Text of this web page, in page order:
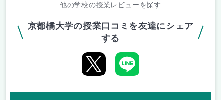
他の学校の授業レビューを探す
京都橘大学の授業口コミを友達にシェア
する